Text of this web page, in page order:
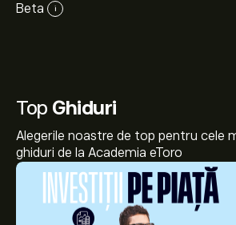
Beta i
Top Ghiduri
Alegerile noastre de top pentru cele
ghiduri de la Academia eToro